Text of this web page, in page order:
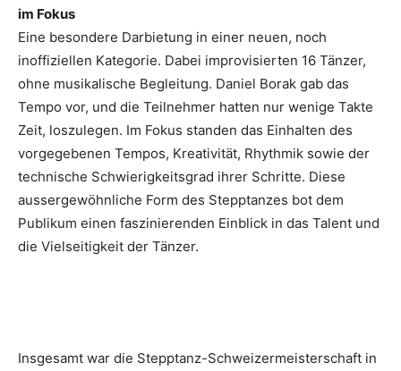
im Fokus
Eine besondere Darbietung in einer neuen, noch
inoffiziellen Kategorie. Dabei improvisierten 16 Tänzer,
ohne musikalische Begleitung. Daniel Borak gab das
Tempo vor, und die Teilnehmer hatten nur wenige Takte
Zeit, loszulegen. Im Fokus standen das Einhalten des
vorgegebenen Tempos, Kreativität, Rhythmik sowie der
technische Schwierigkeitsgrad ihrer Schritte. Diese
aussergewöhnliche Form des Stepptanzes bot dem
Publikum einen faszinierenden Einblick in das Talent und
die Vielseitigkeit der Tänzer.
Insgesamt war die Stepptanz-Schweizermeisterschaft in